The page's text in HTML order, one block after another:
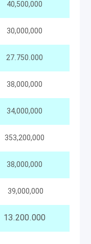
40,500,000
30,000,000
27.750.000
38,000,000
34,000,000
353,200,000
38,000,000
39,000,000
13.200.000